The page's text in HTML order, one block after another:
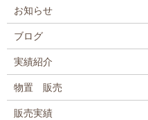
お知らせ
ブログ
実績紹介
物置 販売
販売実績